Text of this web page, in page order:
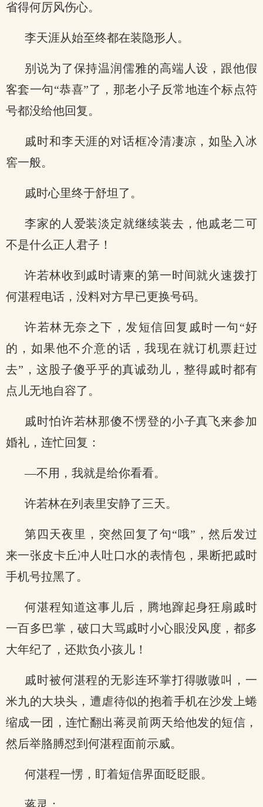
省得何厉风伤心。
李天涯从始至终都在装隐形人。
别说为了保持温润儒雅的高端人设，跟他假
客套一句“恭喜”了，那老小子反常地连个标点符
号都没给他回复。
戚时和李天涯的对话框冷清凄凉，如坠入冰
窖一般。
戚时心里终于舒坦了。
李家的人爱装淡定就继续装去，他戚老二可
不是什么正人君子！
许若林收到戚时请柬的第一时间就火速拨打
何湛程电话，没料对方早已更换号码。
许若林无奈之下，发短信回复戚时一句“好
的，如果他不介意的话，我现在就订机票赶过
去”，这股子傻乎乎的真诚劲儿，整得戚时都有
点儿无地自容了。
戚时怕许若林那傻不愣登的小子真飞来参加
婚礼，连忙回复：
—不用，我就是给你看看。
许若林在列表里安静了三天。
第四天夜里，突然回复了句“哦”，然后发过
来一张皮卡丘冲人吐口水的表情包，果断把戚时
手机号拉黑了。
何湛程知道这事儿后，腾地蹿起身狂扇戚时
一百多巴掌，破口大骂戚时小心眼没风度，都多
大年纪了，还欺负小孩儿！
戚时被何湛程的无影连环掌打得嗷嗷叫，一
米九的大块头，遭虐待似的抱着手机在沙发上蜷
缩成一团，连忙翻出蒋灵前两天给他发的短信，
然后举胳膊怼到何湛程面前示威。
何湛程一愣，盯着短信界面眨眨眼。